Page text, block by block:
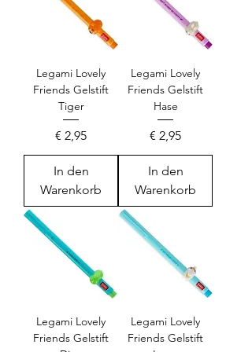
Legami Lovely
Friends Gelstift
Tiger
Preis
€ 2,95
In den
Warenkorb
Legami Lovely
Friends Gelstift
Hase
Preis
€ 2,95
In den
Warenkorb
Legami Lovely
Friends Gelstift
Legami Lovely
Friends Gelstift